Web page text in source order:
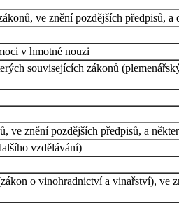
ve znění pozdějších předpisů,
v hmotné nouzi
souvisejících zákonů
ve znění pozdějších předpisů, a
vzdělávání)
o vinohradnictví a vinařství), ve